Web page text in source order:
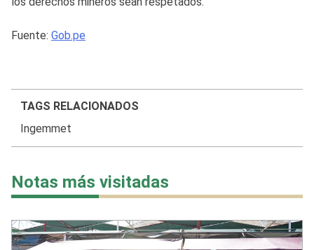
Fuente: Gob.pe
TAGS RELACIONADOS
Ingemmet
Notas más visitadas